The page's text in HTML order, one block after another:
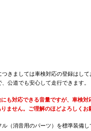
つきましては車検対応の登録はし
、公道でも安心して走行できます。
にも対応できる音量ですが、車検
りません。ご理解のほどよろしくお
ル（消音用のパーツ）を標準装備